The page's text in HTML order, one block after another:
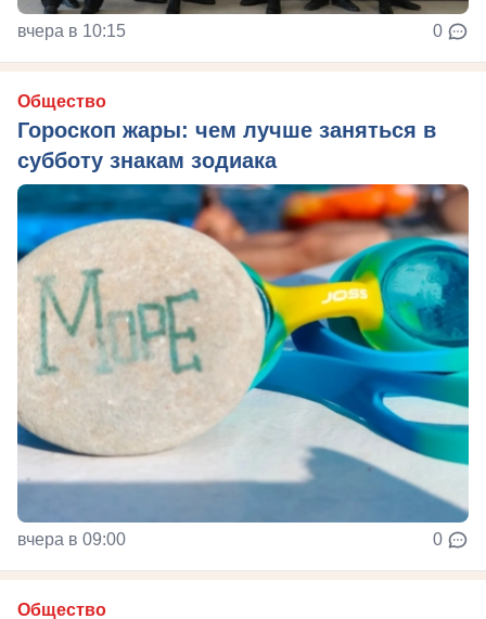
вчера в 10:15 0
Общество
Гороскоп жары: чем лучше заняться в
субботу знакам зодиака
вчера в 09:00 0
Общество